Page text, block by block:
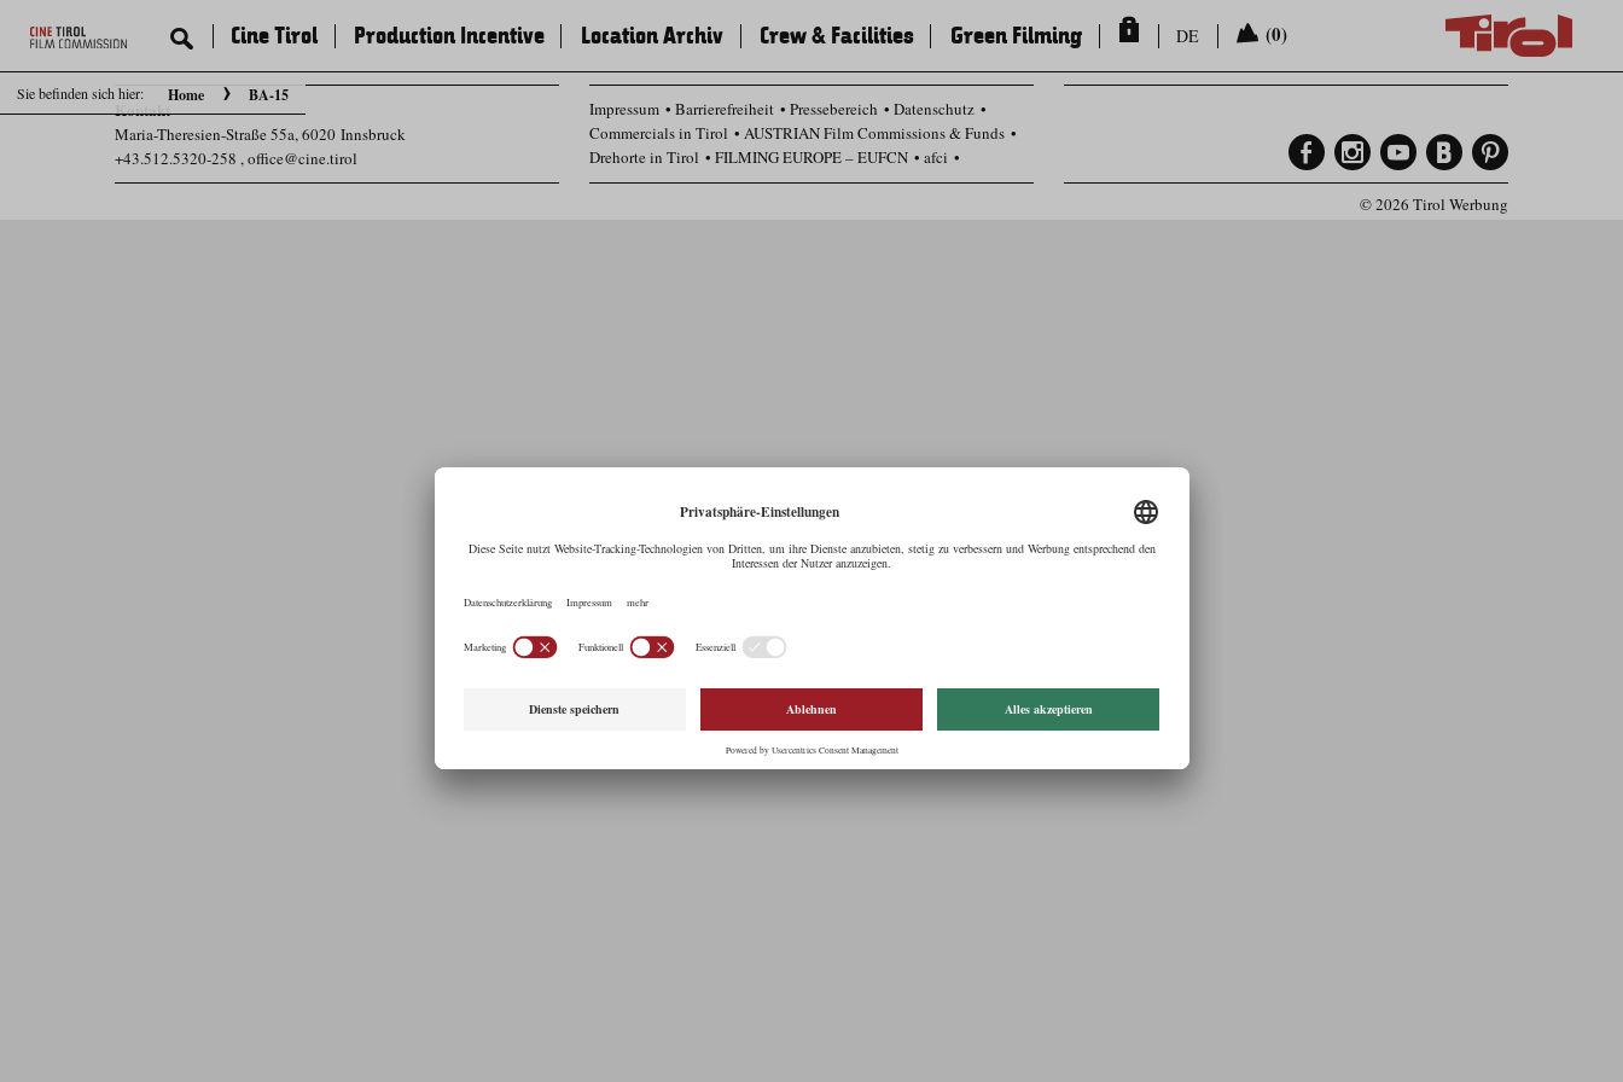
Sie befinden sich hier: Home BA-15
Cine Tirol Production Incentive Location Archiv Crew & Facilities Green Filming DE (0)
Kontakt
Maria-Theresien-Straße 55a, 6020 Innsbruck
+43.512.5320-258 ,office@cine.tirol
Impressum Barrierefreiheit Pressebereich
Datenschutz
Commercials in Tirol
AUSTRIAN Film Commissions & Funds
Drehorte in Tirol
FILMING EUROPE – EUFCN
afci
Datenschutz Einstellungen
© 2026 Tirol Werbung